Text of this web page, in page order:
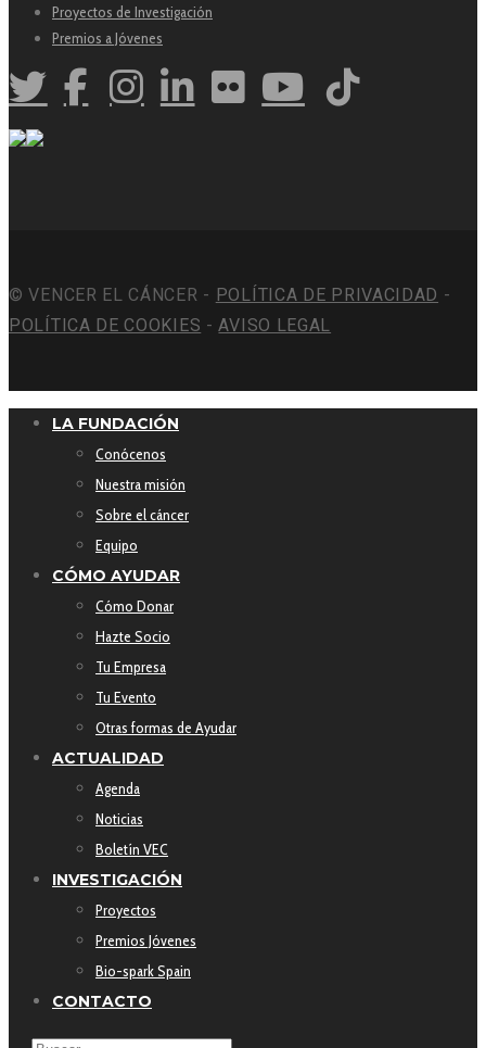
Proyectos de Investigación
Premios a Jóvenes
© VENCER EL CÁNCER - POLÍTICA DE PRIVACIDAD -
POLÍTICA DE COOKIES -AVISO LEGAL
LA FUNDACIÓN
Conócenos
Nuestra misión
Sobre el cáncer
Equipo
CÓMO AYUDAR
Cómo Donar
Hazte Socio
Tu Empresa
Tu Evento
Otras formas de Ayudar
ACTUALIDAD
Agenda
Noticias
Boletín VEC
INVESTIGACIÓN
Proyectos
Premios Jóvenes
Bio-spark Spain
CONTACTO